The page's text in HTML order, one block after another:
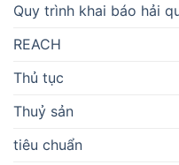
Quy trình khai báo hải
REACH
Thủ tục
Thuỷ sản
tiêu chuẩn